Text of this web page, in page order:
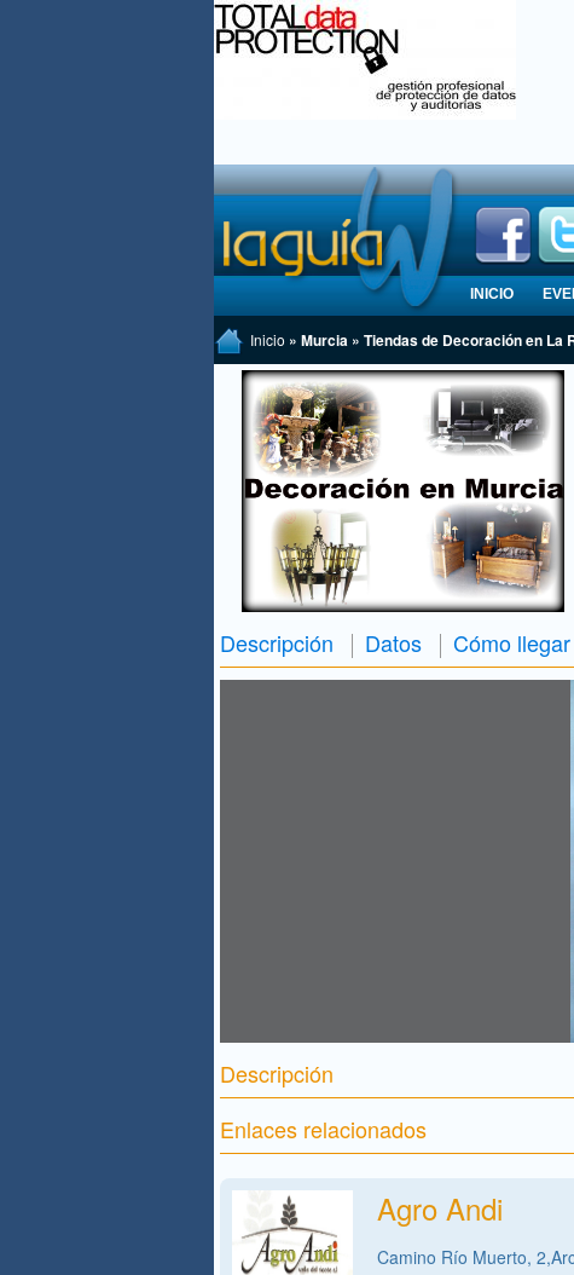
INICIO
Inicio » Murcia » Tiendas de Decoración en La
Descripción Datos Cómo llegar
Descripción
Enlaces relacionados
Agro Andi
Camino Río Muerto,